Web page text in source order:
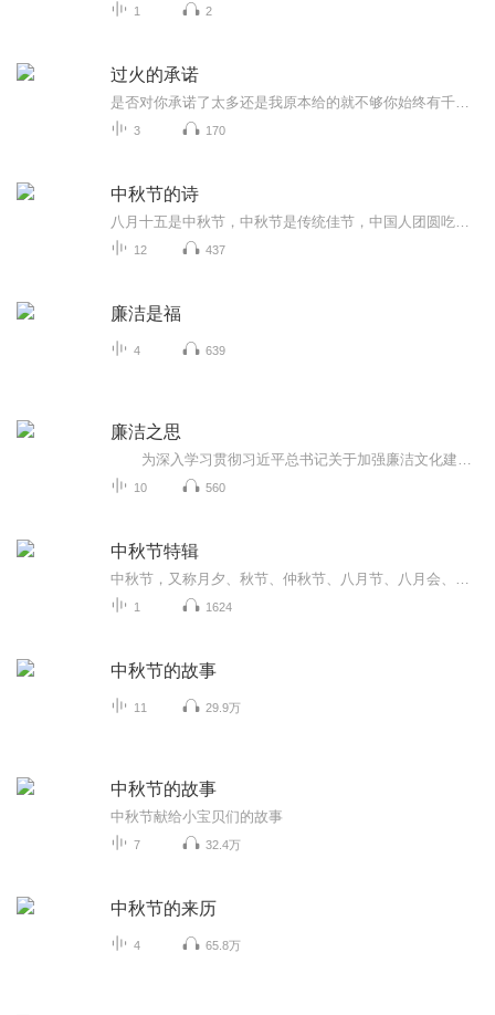
1 2
过火的承诺
3 170
中秋节的诗
12 437
廉洁是福
4 639
廉洁之思
10 560
中秋节特辑
1 1624
中秋节的故事
11 29.9万
中秋节的故事
中秋节献给小宝贝们的故事
7 32.4万
中秋节的来历
4 65.8万